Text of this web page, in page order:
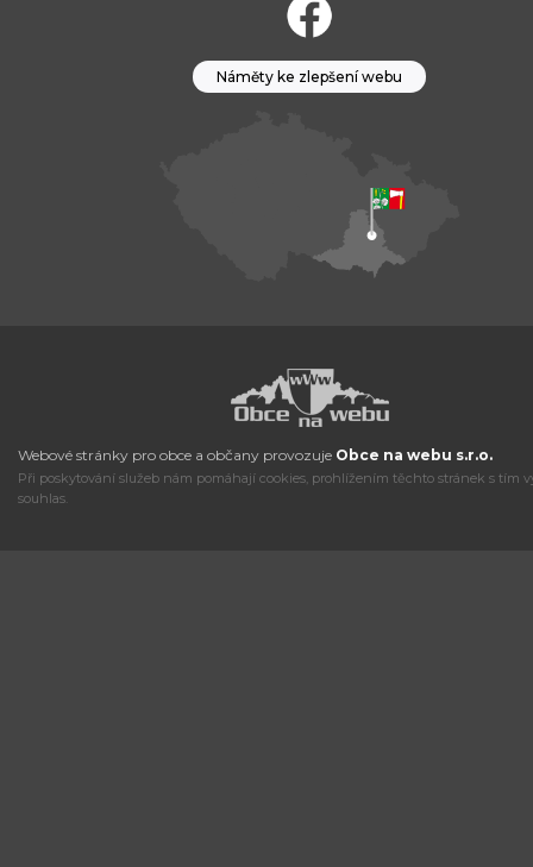
Náměty ke zlepšení webu
Webové stránky pro obce a občany provozuje Obce na webu s.r.o.
Při poskytování služeb nám pomáhají cookies, prohlížením těchto stránek s tím
souhlas.